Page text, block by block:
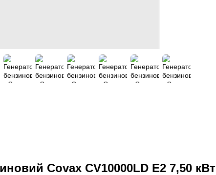
Covax CV10000LD E2 7,50 кВт